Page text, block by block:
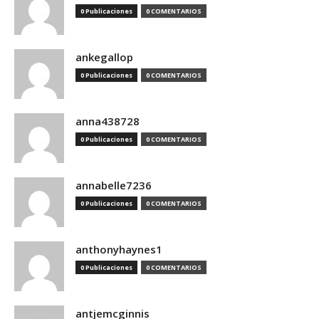
0 Publicaciones 0 COMENTARIOS
ankegallop
0 Publicaciones 0 COMENTARIOS
anna438728
0 Publicaciones 0 COMENTARIOS
annabelle7236
0 Publicaciones 0 COMENTARIOS
anthonyhaynes1
0 Publicaciones 0 COMENTARIOS
antjemcginnis